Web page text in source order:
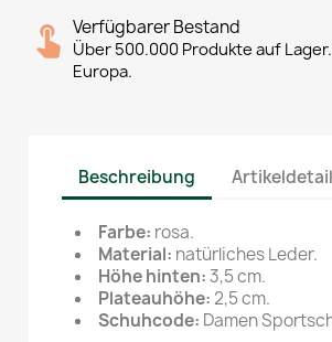
Verfügbarer Bestand
Über 500.000 Produkte auf
Europa.
Beschreibung
Farbe: rosa.
Material: natürliches Leder.
Höhe hinten:3,5cm.
Plateauhöhe:2,5 cm.
Schuhcode: Damen